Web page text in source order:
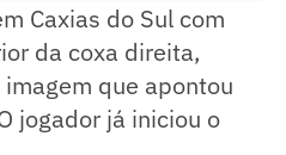
Caxias do Sul com
da coxa direita,
que apontou
jogador já iniciou o